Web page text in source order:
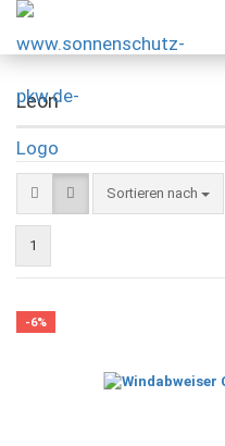
Leon
Sortieren nach
Sortieren nach
1
-6%